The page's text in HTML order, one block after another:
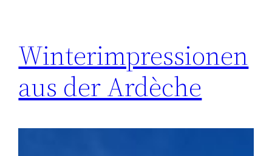
Winterimpressionen
aus der Ardèche